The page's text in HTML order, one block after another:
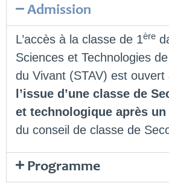
Admission
L’accès à la classe de 1ère
Sciences et Technologies
du Vivant (STAV) est ouvert
l’issue d’une classe de
et technologique après
du conseil de classe de
Programme